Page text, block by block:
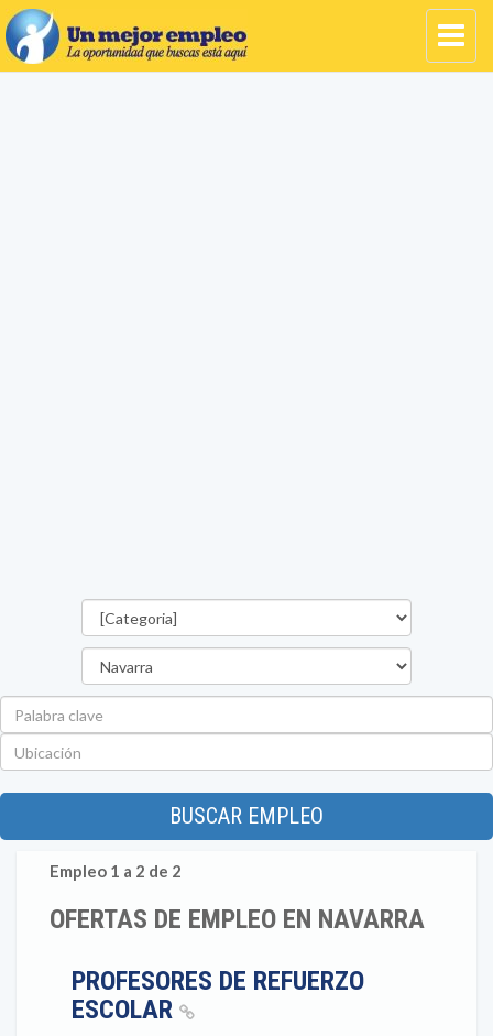
BUSCAR EMPLEO
Empleo 1 a 2 de 2
OFERTAS DE EMPLEO EN NAVARRA
PROFESORES DE REFUERZO
ESCOLAR